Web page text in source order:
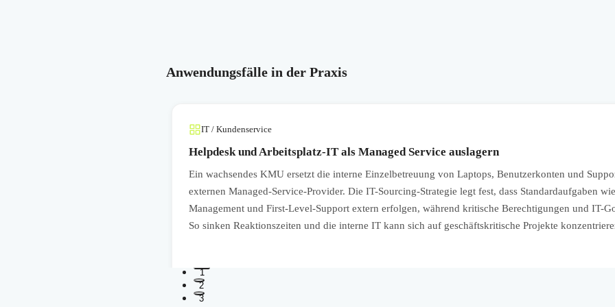
Anwendungsfälle in der Praxis
IT / Kundenservice
Helpdesk und Arbeitsplatz-IT als Managed Service auslagern
Ein wachsendes KMU ersetzt die interne Einzelbetreuung von Laptops, Benutzerkonten und
externen Managed-Service-Provider. Die IT-Sourcing-Strategie legt fest, dass Standardaufgaben
Management und First-Level-Support extern erfolgen, während kritische Berechtigungen und IT-
So sinken Reaktionszeiten und die interne IT kann sich auf geschäftskritische Projekte
1
2
3